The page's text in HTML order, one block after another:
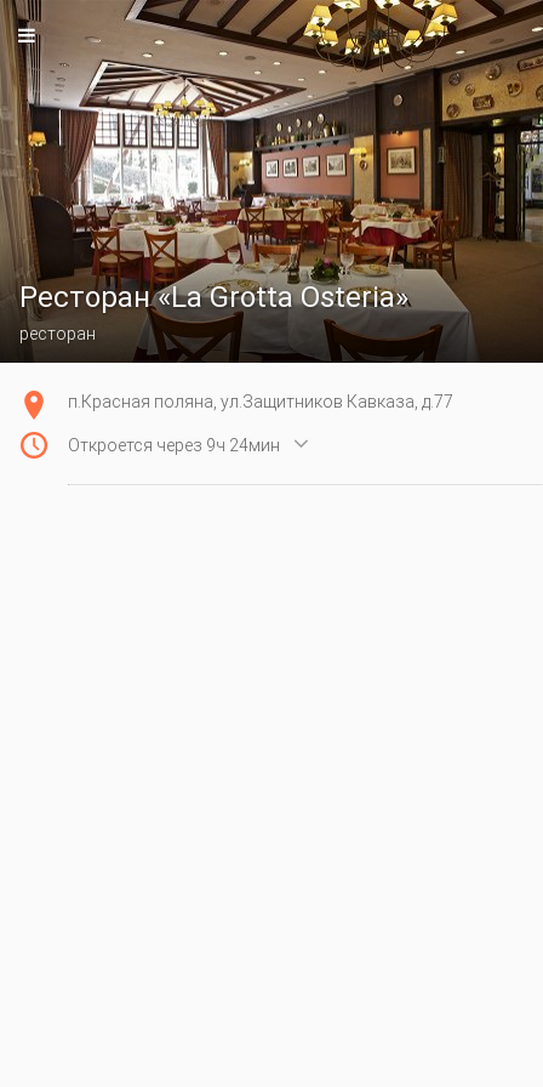
Ресторан «La Grotta Osteria»
ресторан
п.Красная поляна, ул.Защитников Кавказа, д.77
Откроется через 9ч 24мин 